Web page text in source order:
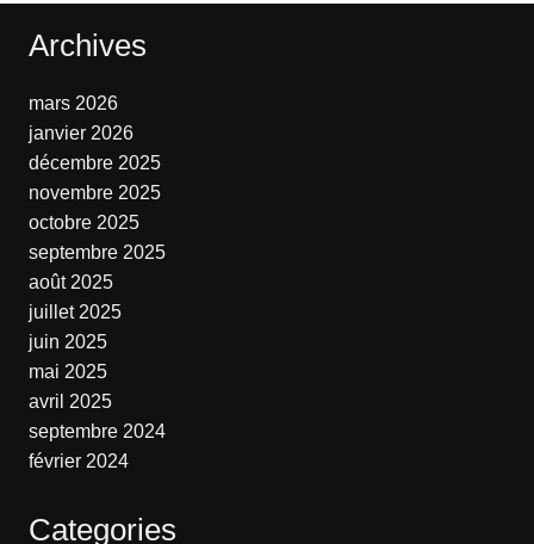
Archives
mars 2026
janvier 2026
décembre 2025
novembre 2025
octobre 2025
septembre 2025
août 2025
juillet 2025
juin 2025
mai 2025
avril 2025
septembre 2024
février 2024
Categories